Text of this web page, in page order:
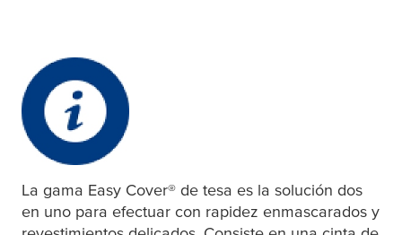
La gama Easy Cover® de tesa es la solución dos
en uno para efectuar con rapidez enmascarados y